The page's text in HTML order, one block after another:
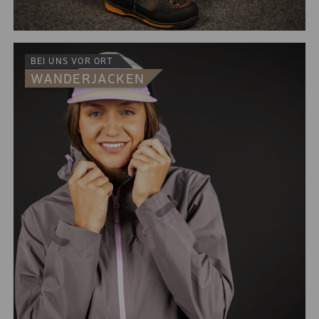
Das richtige Stück Stoff am Bein sorgt dafür, dass Deine
Wanderung zum Erlebnis anstatt zum Reinfall wird.
Shorts, 3/4 Hose, 7/8 Hose, lang oder doch mit Zip -
was ist Dir persönlich am liebsten? Wir haben die Wahl!
BEI UNS VOR ORT
WANDERJACKEN